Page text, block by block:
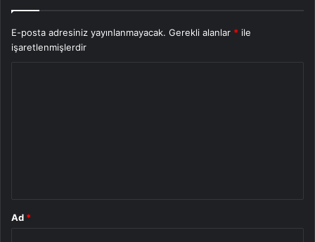
E-posta adresiniz yayınlanmayacak. Gerekli alanlar * ile
işaretlenmişlerdir
Ad *